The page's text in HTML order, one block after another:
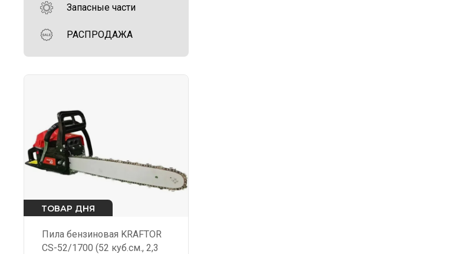
Запасные части
РАСПРОДАЖА
ТОВАР ДНЯ
Пила бензиновая KRAFTOR
CS-52/1700 (52 куб.см., 2,3